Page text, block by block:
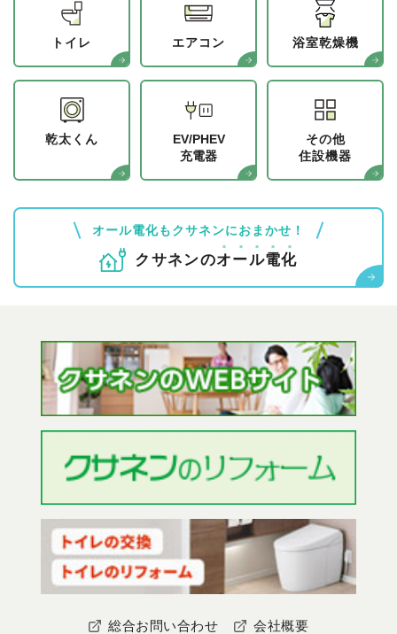
トイレ エアコン 浴室乾燥機
乾太くん
EV/PHEV
充電器
その他
住設機器
オール電化もクサネンにおまかせ！
クサネンのオール電化
総合お問い合わせ 会社概要